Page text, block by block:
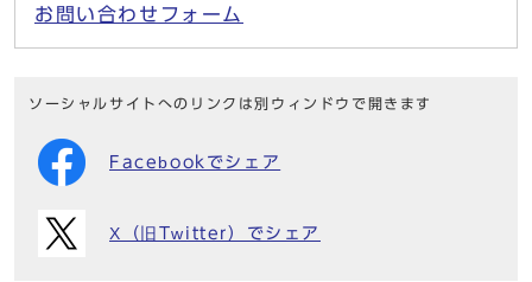
お問い合わせフォーム
ソーシャルサイトへのリンクは別ウィンドウで開きます
Facebookでシェア
X（旧Twitter）でシェア